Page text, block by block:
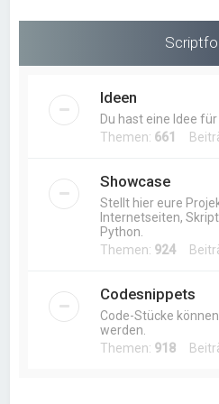
Ideen
Du hast eine Idee
Themen: 661
Showcase
Stellt hier eure
Internetseiten,
Python.
Themen: 924
Codesnippets
Code-Stücke
werden.
Themen: 918